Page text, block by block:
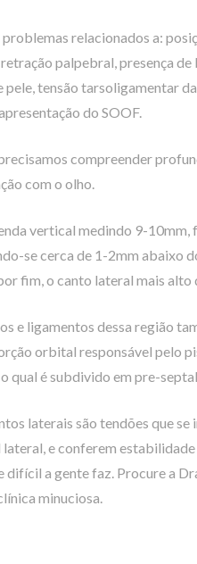
relacionados a:
palpebral, presença
pele, tensão tarsoligamentar
do SOOF.
compreender
com o olho.
vertical medindo 9-
se cerca de 1-2mm abaixo
fim, o canto lateral mais alto
e ligamentos dessa região
orbital responsável pelo
qual é subdivido em pre-
laterais são tendões que
e conferem
difícil a gente faz. Procure a
minuciosa.